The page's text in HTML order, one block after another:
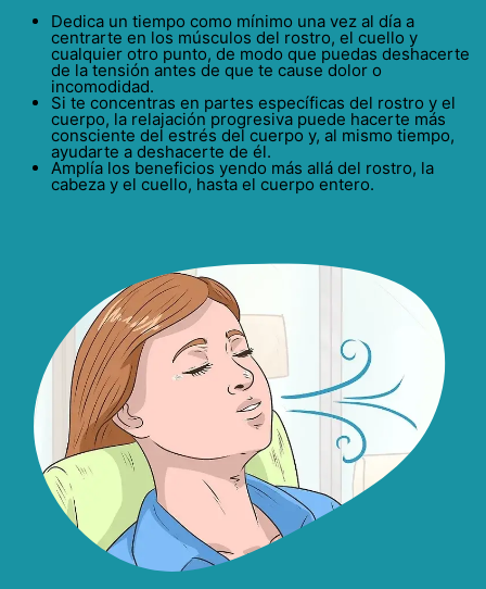
Dedica un tiempo como mínimo una vez al día a
centrarte en los músculos del rostro, el cuello y
cualquier otro punto, de modo que puedas deshacerte
de la tensión antes de que te cause dolor o
incomodidad.
Si te concentras en partes específicas del rostro y el
cuerpo, la relajación progresiva puede hacerte más
consciente del estrés del cuerpo y, al mismo tiempo,
ayudarte a deshacerte de él.
Amplía los beneficios yendo más allá del rostro, la
cabeza y el cuello, hasta el cuerpo entero.